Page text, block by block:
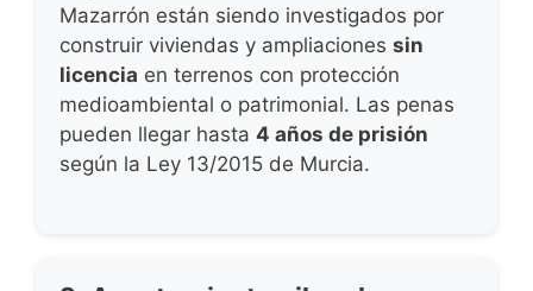
Mazarrón están siendo investigados por
construir viviendas y ampliaciones sin
licencia en terrenos con protección
medioambiental o patrimonial. Las penas
pueden llegar hasta 4 años de prisión
según la Ley 13/2015 de Murcia.